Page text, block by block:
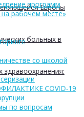
Европы
больных в
здравоохранения:
программ
рабочем месте»
со школой
COVID-19
по вопросам